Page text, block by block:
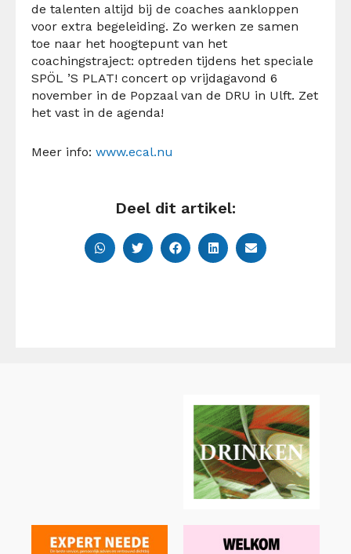
de talenten altijd bij de coaches aankloppen
voor extra begeleiding. Zo werken ze samen
toe naar het hoogtepunt van het
coachingstraject: optreden tijdens het speciale
SPÖL ’S PLAT! concert op vrijdagavond 6
november in de Popzaalvan de DRU in Ulft. Zet
het vast in de agenda!
Meer info: www.ecal.nu
Deel dit artikel: